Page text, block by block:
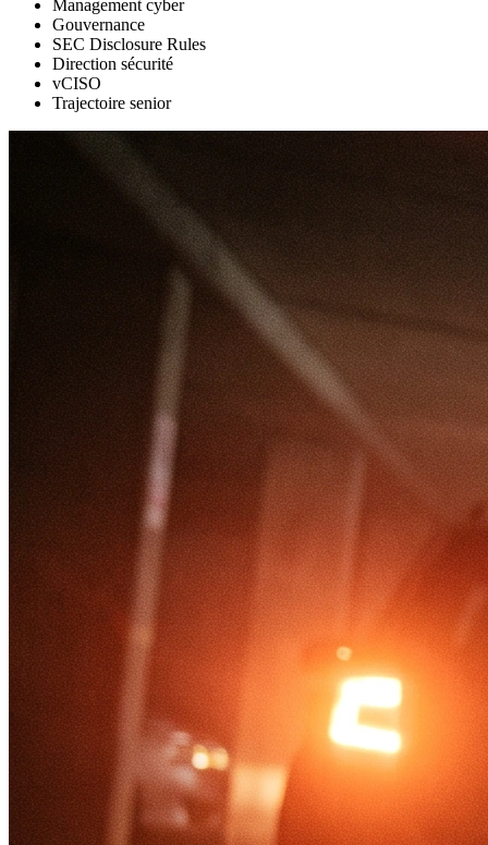
Management cyber
Gouvernance
SEC Disclosure Rules
Direction sécurité
vCISO
Trajectoire senior